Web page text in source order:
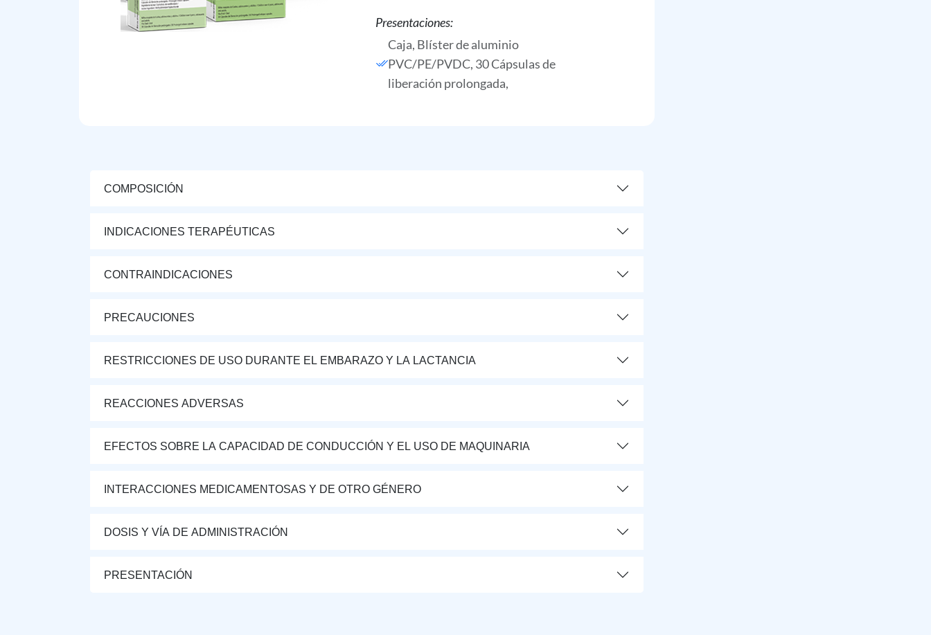
Presentaciones:
Caja, Blíster de aluminio
PVC/PE/PVDC, 30 Cápsulas de
liberación prolongada,
COMPOSICIÓN
INDICACIONES TERAPÉUTICAS
CONTRAINDICACIONES
PRECAUCIONES
RESTRICCIONES DE USO DURANTE EL EMBARAZO Y LA LACTANCIA
REACCIONES ADVERSAS
EFECTOS SOBRE LA CAPACIDAD DE CONDUCCIÓN Y EL USO DE MAQUINARIA
INTERACCIONES MEDICAMENTOSAS Y DE OTRO GÉNERO
DOSIS Y VÍA DE ADMINISTRACIÓN
PRESENTACIÓN